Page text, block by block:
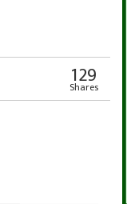
129
Shares